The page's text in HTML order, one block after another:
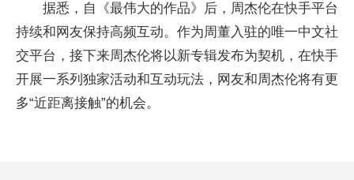
据悉，自《最伟大的作品》后，周杰伦在快手平台
持续和网友保持高频互动。作为周董入驻的唯一中文社
交平台，接下来周杰伦将以新专辑发布为契机，在快手
开展一系列独家活动和互动玩法，网友和周杰伦将有更
多“近距离接触”的机会。